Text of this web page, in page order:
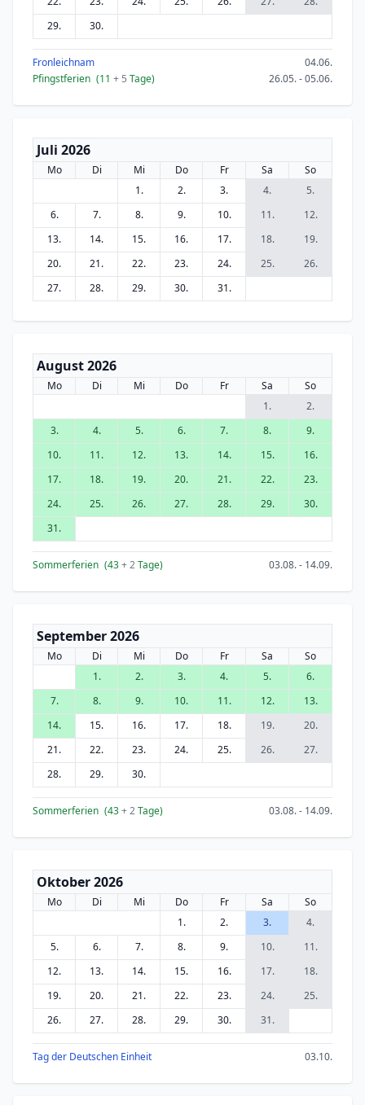
29.
30.
Fronleichnam
04.06.
Pfingstferien (11 + 5 Tage) 26.05. - 05.06.
Juli 2026
Mo Di Mi Do Fr Sa
So
1.
2. 3. 4.
5.
6.
7. 8. 9. 10. 11.
12.
13.
14. 15. 16. 17. 18.
19.
20.
21. 22. 23. 24. 25.
26.
27.
28. 29. 30. 31.
August 2026
Mo Di Mi Do Fr Sa
So
1.
2.
3.
4. 5. 6. 7. 8.
9.
10.
11. 12. 13. 14. 15.
16.
17.
18. 19. 20. 21. 22.
23.
24.
25. 26. 27. 28. 29.
30.
31.
Sommerferien (43+ 2Tage) 03.08. - 14.09.
September 2026
Mo Di Mi Do Fr Sa
So
1.
2. 3. 4. 5.
6.
7.
8. 9. 10. 11. 12.
13.
14.
15. 16. 17. 18. 19.
20.
21.
22. 23. 24. 25. 26.
27.
28.
29. 30.
Sommerferien (43+ 2Tage) 03.08. - 14.09.
Oktober 2026
Mo Di Mi Do Fr Sa
So
1.
2. 3.
4.
5.
6. 7. 8. 9. 10.
11.
12.
13. 14. 15. 16. 17.
18.
19.
20. 21. 22. 23. 24.
25.
26.
27. 28. 29. 30. 31.
Tag der Deutschen Einheit 03.10.